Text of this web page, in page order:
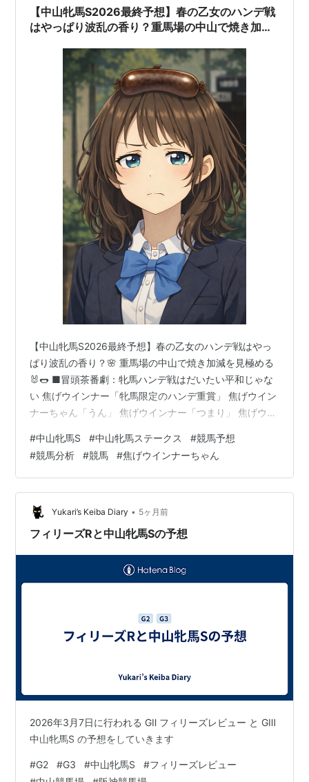
たのか今回は最後伸びてました…
【中山牝馬S2026最終予想】春の乙女のハンデ戦
はやっぱり波乱の香り？重馬場の中山で焼き加減
【中山牝馬S2026最終予想】春の乙女のハンデ戦はやっ
ぱり波乱の香り？🌸 重馬場の中山で焼き加減を見極める
🐰🌭 ■冒頭茶番劇：牝馬ハンデ戦はだいたい平和じゃな
い 焦げウインナー「牝馬限定のハンデ重賞」 焦げウイン
ナーちゃん「うん」 焦げウインナー「つまり」 焦げウイ
わらない🔥」 焦げウインナーちゃん「また雑な入り方し
てる〜🐰💦」 焦げウインナー「だって中山牝馬Sだぞ。1
番人気11連敗中。中穴も飛んでくる。馬場は重。もう“荒
れてください”って言ってるようなもんだ」 焦げウインナ
ーちゃん「たしかに、焼き加減まちがえるとすぐ焦げそ
うだね🌭」 焦げウ…
#中山牝馬S #中山牝馬ステークス #競馬予想
#競馬分析 #競馬 #焦げウインナーちゃん
Yukari’s Keiba Diary • 5ヶ月前
フィリーズRと中山牝馬Sの予想
2026年3月7日に行われる GⅡ フィリーズレビュー と GⅢ
中山牝馬S の予想をしていきます
#G2 #G3 #中山牝馬S #フィリーズレビュー